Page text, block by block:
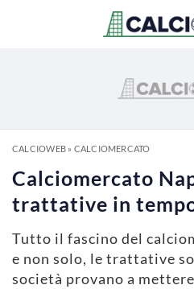
CALCIOWEB» CALCIOMERCATO
Calciomercato
trattative in
Tutto il fascino del
e non solo, le trattative
società provano a